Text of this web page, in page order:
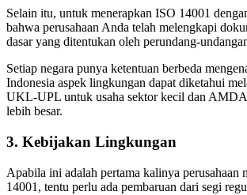
Selain itu, untuk menerapkan ISO 14001
bahwa perusahaan Anda telah melengkapi
dasar yang ditentukan oleh perundang-
Setiap negara punya ketentuan berbeda
Indonesia aspek lingkungan dapat diketahui
UKL-UPL untuk usaha sektor kecil dan
lebih besar.
3. Kebijakan Lingkungan
Apabila ini adalah pertama kalinya perusahaan
14001, tentu perlu ada pembaruan dari segi